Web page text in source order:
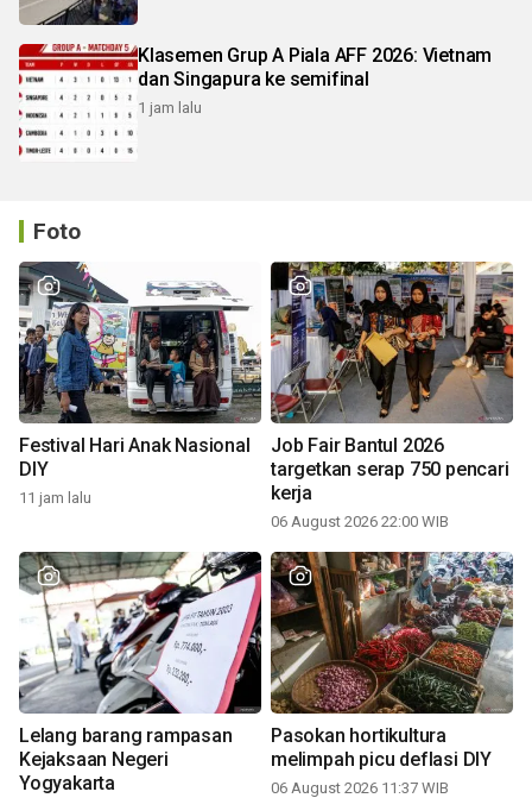
Klasemen Grup A Piala AFF 2026: Vietnam
dan Singapura ke semifinal
1 jam lalu
Foto
Festival Hari Anak Nasional
DIY
11 jam lalu
Job Fair Bantul 2026
targetkan serap 750 pencari
kerja
06 August 2026 22:00 WIB
Lelang barang rampasan
Kejaksaan Negeri
Yogyakarta
Pasokan hortikultura
melimpah picu deflasi DIY
06 August 2026 11:37 WIB